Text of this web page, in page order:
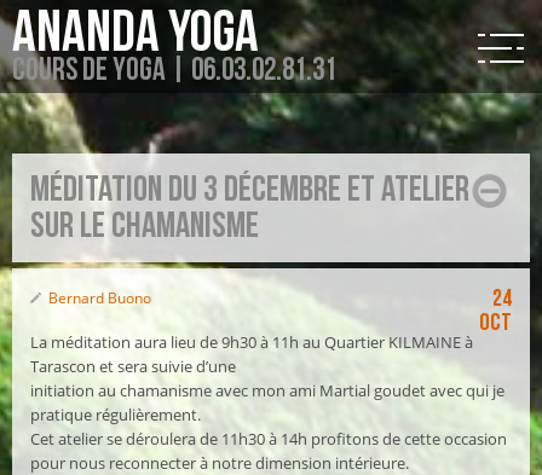
Ananda Yoga
Cours de Yoga | 06.03.02.81.31
Méditation du 3 décembre et atelier
sur le chamanisme
Bernard Buono
24
Oct
La méditation aura lieu de 9h30 à 11h au Quartier KILMAINE à
Tarascon et sera suivie d’une
initiation au chamanisme avec mon ami Martial goudet avec qui je
pratique régulièrement.
Cet atelier se déroulera de 11h30 à 14h profitons de cette occasion
pour nous reconnecter à notre dimension intérieure.